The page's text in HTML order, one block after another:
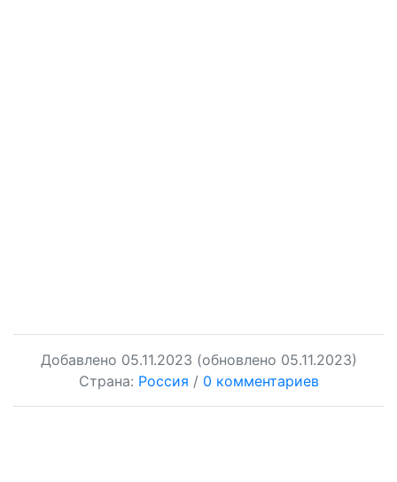
Добавлено 05.11.2023 (обновлено 05.11.2023)
Страна: Россия / 0 комментариев